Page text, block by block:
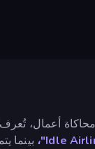
أعمال،
بينما